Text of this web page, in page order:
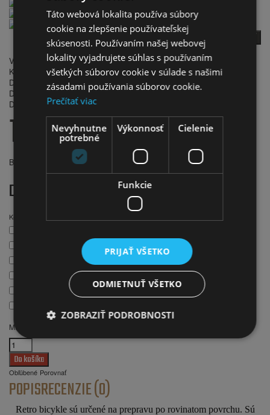
Počet hodnotení: 0| Napísať recenziu
Výrobca:
KOZBIKE
Kód produktu:26K25-S1CZ
Dostupnosť:Skladom
Dodacia lehota:do 5 dní
Doprava:
Zdarma
199.00€
Bez DPH: 161.79€
DOSTUPNÉ MOŽNOSTI
Košík
Množstvo
Obľúbené Porovnať
POPISRECENZIE (0)
Retro bicykle sú určené na prepravu po rovinatom povrchu. Sú
Táto webová lokalita používa súbory
cookie na zlepšenie používateľskej
skúsenosti. Používaním našej webovej
lokality vyjadrujete súhlas s používaním
všetkých súborov cookie v súlade s našimi
zásadami používania súborov cookie.
Prečítať viac
Nevyhnutne
potrebné
Výkonnosť Cielenie
Funkcie
PRIJAŤ VŠETKO
ODMIETNUŤ VŠETKO
ZOBRAZIŤ PODROBNOSTI